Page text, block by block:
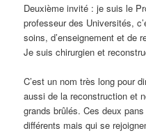
Deuxième invité : je suis le
professeur des Universités,
soins, d’enseignement et de
Je suis chirurgien et
C’est un nom très long pour
aussi de la reconstruction et
grands brûlés. Ces deux
différents mais qui se